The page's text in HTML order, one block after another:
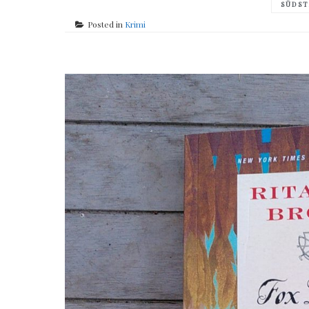
Posted in Krimi